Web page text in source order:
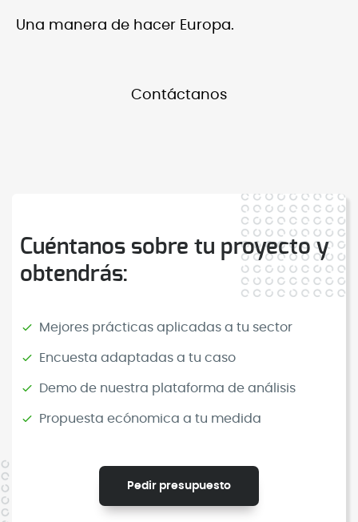
Una manera de hacer Europa.
Contáctanos
Cuéntanos sobre tu proyecto y
obtendrás:
Mejores prácticas aplicadas a tu sector
Encuesta adaptadas a tu caso
Demo de nuestra plataforma de análisis
Propuesta ecónomica a tu medida
Pedir presupuesto